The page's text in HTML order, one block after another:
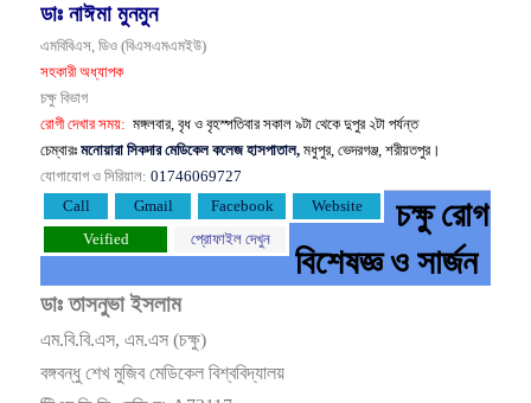
ডাঃ নাঈমা মুনমুন
এমবিবিএস, ডিও (বিএসএমএমইউ)
সহকারী অধ্যাপক
চক্ষু বিভাগ
রোগী দেখার সময়: মঙ্গলবার, বৃধ ও বৃহস্পতিবার সকাল ৯টা থেকে দুপুর ২টা পর্যন্ত
চেম্বারঃ মনোয়ারা সিকদার মেডিকেল কলেজ হাসপাতাল, মধুপুর, ভেদরগঞ্জ, শরীয়তপুর।
যোগাযোগ ও সিরিয়াল: 01746069727
Call
Gmail Facebook
Website
Veified
প্রোফাইল দেখুন
চক্ষু রোগ
বিশেষজ্ঞ ও সার্জন
ডাঃ তাসনুভা ইসলাম
এম.বি.বি.এস, এম.এস (চক্ষু)
বঙ্গবন্ধু শেখ মুজিব মেডিকেল বিশ্ববিদ্যালয়